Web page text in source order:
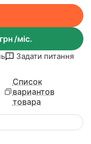
грн/міс.
Задати питання
Список
вариантов
товара